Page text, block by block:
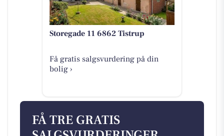
Storegade 11 6862 Tistrup
Få gratis salgsvurdering på din
bolig ›
FÅ TRE GRATIS